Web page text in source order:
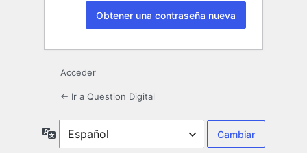
Acceder
← Ir a Question Digital
Idioma